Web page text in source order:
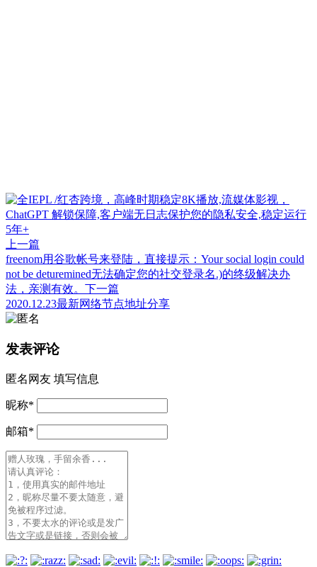
上一篇
freenom用谷歌帐号来登陆，直接提示：Your social login could
not be deturemined无法确定您的社交登录名.)的终级解决办
法，亲测有效。 下一篇
2020.12.23最新网络节点地址分享
发表评论
匿名网友 填写信息
昵称*
邮箱*